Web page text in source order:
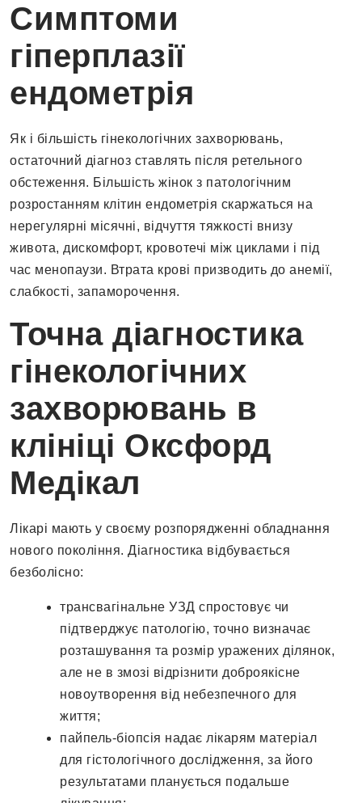
Симптоми
гіперплазії
ендометрія
Як і більшість гінекологічних захворювань,
остаточний діагноз ставлять після ретельного
обстеження. Більшість жінок з патологічним
розростанням клітин ендометрія скаржаться на
нерегулярні місячні, відчуття тяжкості внизу
живота, дискомфорт, кровотечі між циклами і під
час менопаузи. Втрата крові призводить до анемії,
слабкості, запаморочення.
Точна діагностика
гінекологічних
захворювань в
клініці Оксфорд
Медікал
Лікарі мають у своєму розпорядженні обладнання
нового покоління. Діагностика відбувається
безболісно:
трансвагінальне УЗД спростовує чи
підтверджує патологію, точно визначає
розташування та розмір уражених ділянок,
але не в змозі відрізнити доброякісне
новоутворення від небезпечного для
життя;
пайпель-біопсія надає лікарям матеріал
для гістологічного дослідження, за його
результатами планується подальше